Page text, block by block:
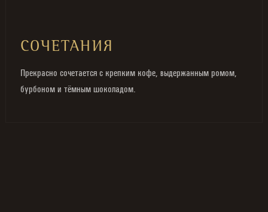
СОЧЕТАНИЯ
Прекрасно сочетается с крепким кофе, выдержанным ромом,
бурбоном и тёмным шоколадом.